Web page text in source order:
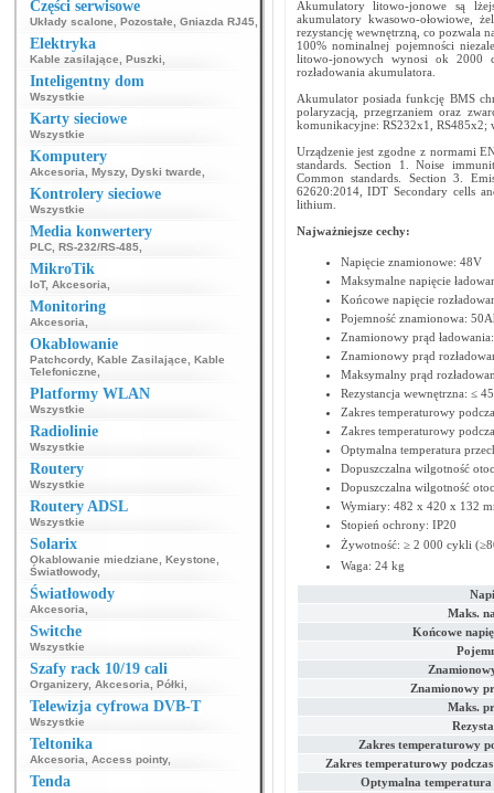
Części serwisowe
Układy scalone Pozostałe Gniazda RJ45
Elektryka
Kable zasilające Puszki
Inteligentny dom
Wszystkie
Karty sieciowe
Wszystkie
Komputery
Akcesoria Myszy, Dyski twarde
Kontrolery sieciowe
Wszystkie
Media konwertery
PLC RS-232/RS-485
MikroTik
IoT, Akcesoria
Monitoring
Akcesoria
Okablowanie
Patchcordy, Kable Zasilające
Kable
Telefoniczne
Platformy WLAN
Wszystkie
Radiolinie
Wszystkie
Routery
Wszystkie
Routery ADSL
Wszystkie
Solarix
Okablowanie miedziane Keystone
Światłowody,
Światłowody
Akcesoria
Switche
Wszystkie
Szafy rack 10/19 cali
Organizery, Akcesoria Półki
Telewizja cyfrowa DVB-T
Wszystkie
Teltonika
Akcesoria Access pointy,
Tenda
Akumulatory litowo-jonowe są
akumulatory kwasowo-ołowiowe,
rezystancję wewnętrzną, co pozwala
100% nominalnej pojemności
litowo-jonowych wynosi ok 2000
rozładowania akumulatora.
Akumulator posiada funkcję BMS
polaryzacją, przegrzaniem oraz
komunikacyjne: RS232x1, RS485x2;
Urządzenie jest zgodne z normami
standards. Section 1. Noise
Common standards. Section 3.
62620:2014, IDT Secondary cells
lithium.
Najważniejsze cechy:
Napięcie znamionowe: 48V
Maksymalne napięcie
Końcowe napięcie
Pojemność znamionowa:
Znamionowy prąd
Znamionowy prąd
Maksymalny prąd
Rezystancja wewnętrzna: ≤
Zakres temperaturowy
Zakres temperaturowy
Optymalna temperatura
Dopuszczalna wilgotność
Dopuszczalna wilgotność
Wymiary: 482 х 420 х 132
Stopień ochrony: IP20
Żywotność: ≥ 2 000 cykli
Waga: 24 kg
Maks.
Końcowe
Znamionowy
Maks.
Zakres temperaturowy
Zakres temperaturowy
Optymalna temperatura